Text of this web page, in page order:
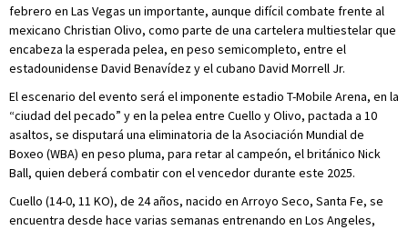
febrero en Las Vegas un importante, aunque difícil combate frente al
mexicano Christian Olivo, como parte de una cartelera multiestelar que
encabeza la esperada pelea, en peso semicompleto, entre el
estadounidense David Benavídez y el cubano David Morrell Jr.
El escenario del evento será el imponente estadio T-Mobile Arena, en la
“ciudad del pecado” y en la pelea entre Cuello y Olivo, pactada a 10
asaltos, se disputará una eliminatoria de la Asociación Mundial de
Boxeo (WBA) en peso pluma, para retar al campeón, el británico Nick
Ball, quien deberá combatir con el vencedor durante este 2025.
Cuello (14-0, 11 KO), de 24 años, nacido en Arroyo Seco, Santa Fe, se
encuentra desde hace varias semanas entrenando en Los Angeles,